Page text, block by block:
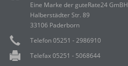
Eine Marke der guteRate24 GmBH
Halberstädter Str. 89
33106 Paderborn
Telefon 05251 - 2986910
Telefax 05251 - 5068644